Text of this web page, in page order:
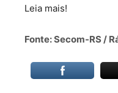
Leia mais!
Fonte: Secom-RS /